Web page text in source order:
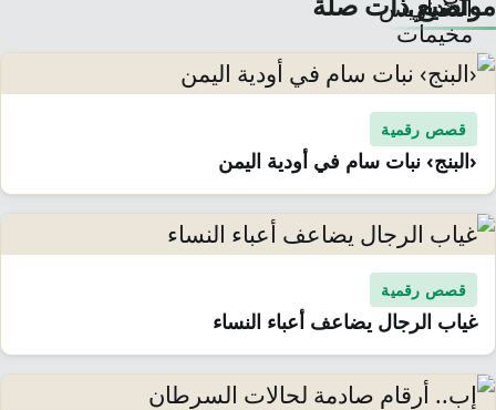
قصص رقمية
‹البنج› نبات سام في أودية اليمن
قصص رقمية
غياب الرجال يضاعف أعباء النساء